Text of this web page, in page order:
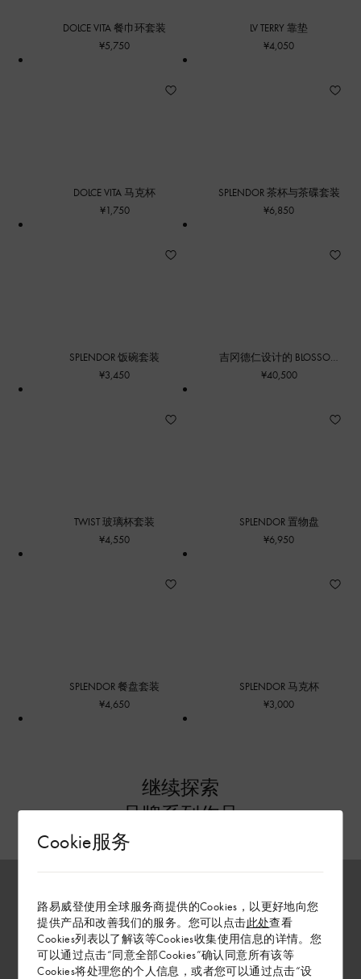
Cookie服务
路易威登使用全球服务商提供的Cookies，以更好地向您
提供产品和改善我们的服务。您可以点击此处查看
Cookies列表以了解该等Cookies收集使用信息的详情。您
可以通过点击“同意全部Cookies”确认同意所有该等
Cookies将处理您的个人信息，或者您可以通过点击“设
DOLCE VITA 餐巾环套装
¥5,750
LV TERRY 靠垫
¥4,050
DOLCE VITA 马克杯
¥1,750
SPLENDOR 茶杯与茶碟套装
¥6,850
SPLENDOR 饭碗套装
¥3,450
吉冈德仁设计的 BLOSSOM
花瓶
¥40,500
TWIST 玻璃杯套装
¥4,550
SPLENDOR 置物盘
¥6,950
SPLENDOR 餐盘套装
¥4,650
SPLENDOR 马克杯
¥3,000
继续探索
品牌系列作品